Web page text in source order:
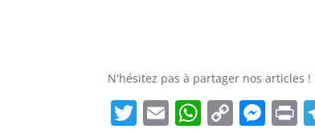
N'hésitez pas à partager nos articles !
T E W C M P